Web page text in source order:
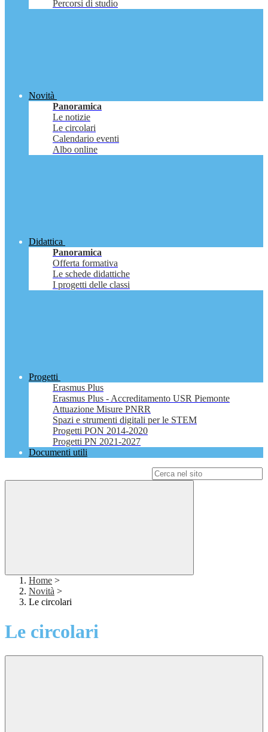
Percorsi di studio
Novità
Panoramica
Le notizie
Le circolari
Calendario eventi
Albo online
Didattica
Panoramica
Offerta formativa
Le schede didattiche
I progetti delle classi
Progetti
Erasmus Plus
Erasmus Plus - Accreditamento USR Piemonte
Attuazione Misure PNRR
Spazi e strumenti digitali per le STEM
Progetti PON 2014-2020
Progetti PN 2021-2027
Documenti utili
Home >
Novità >
Le circolari
Le circolari